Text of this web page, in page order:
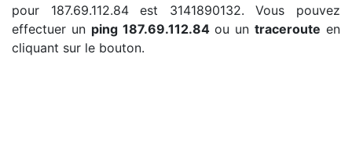
pour 187.69.112.84 est 3141890132. Vous pouvez
effectuer un ping 187.69.112.84ou untraceroute en
cliquant sur le bouton.